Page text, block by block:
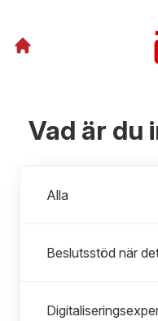
Vad är du
Alla
Beslutsstöd när